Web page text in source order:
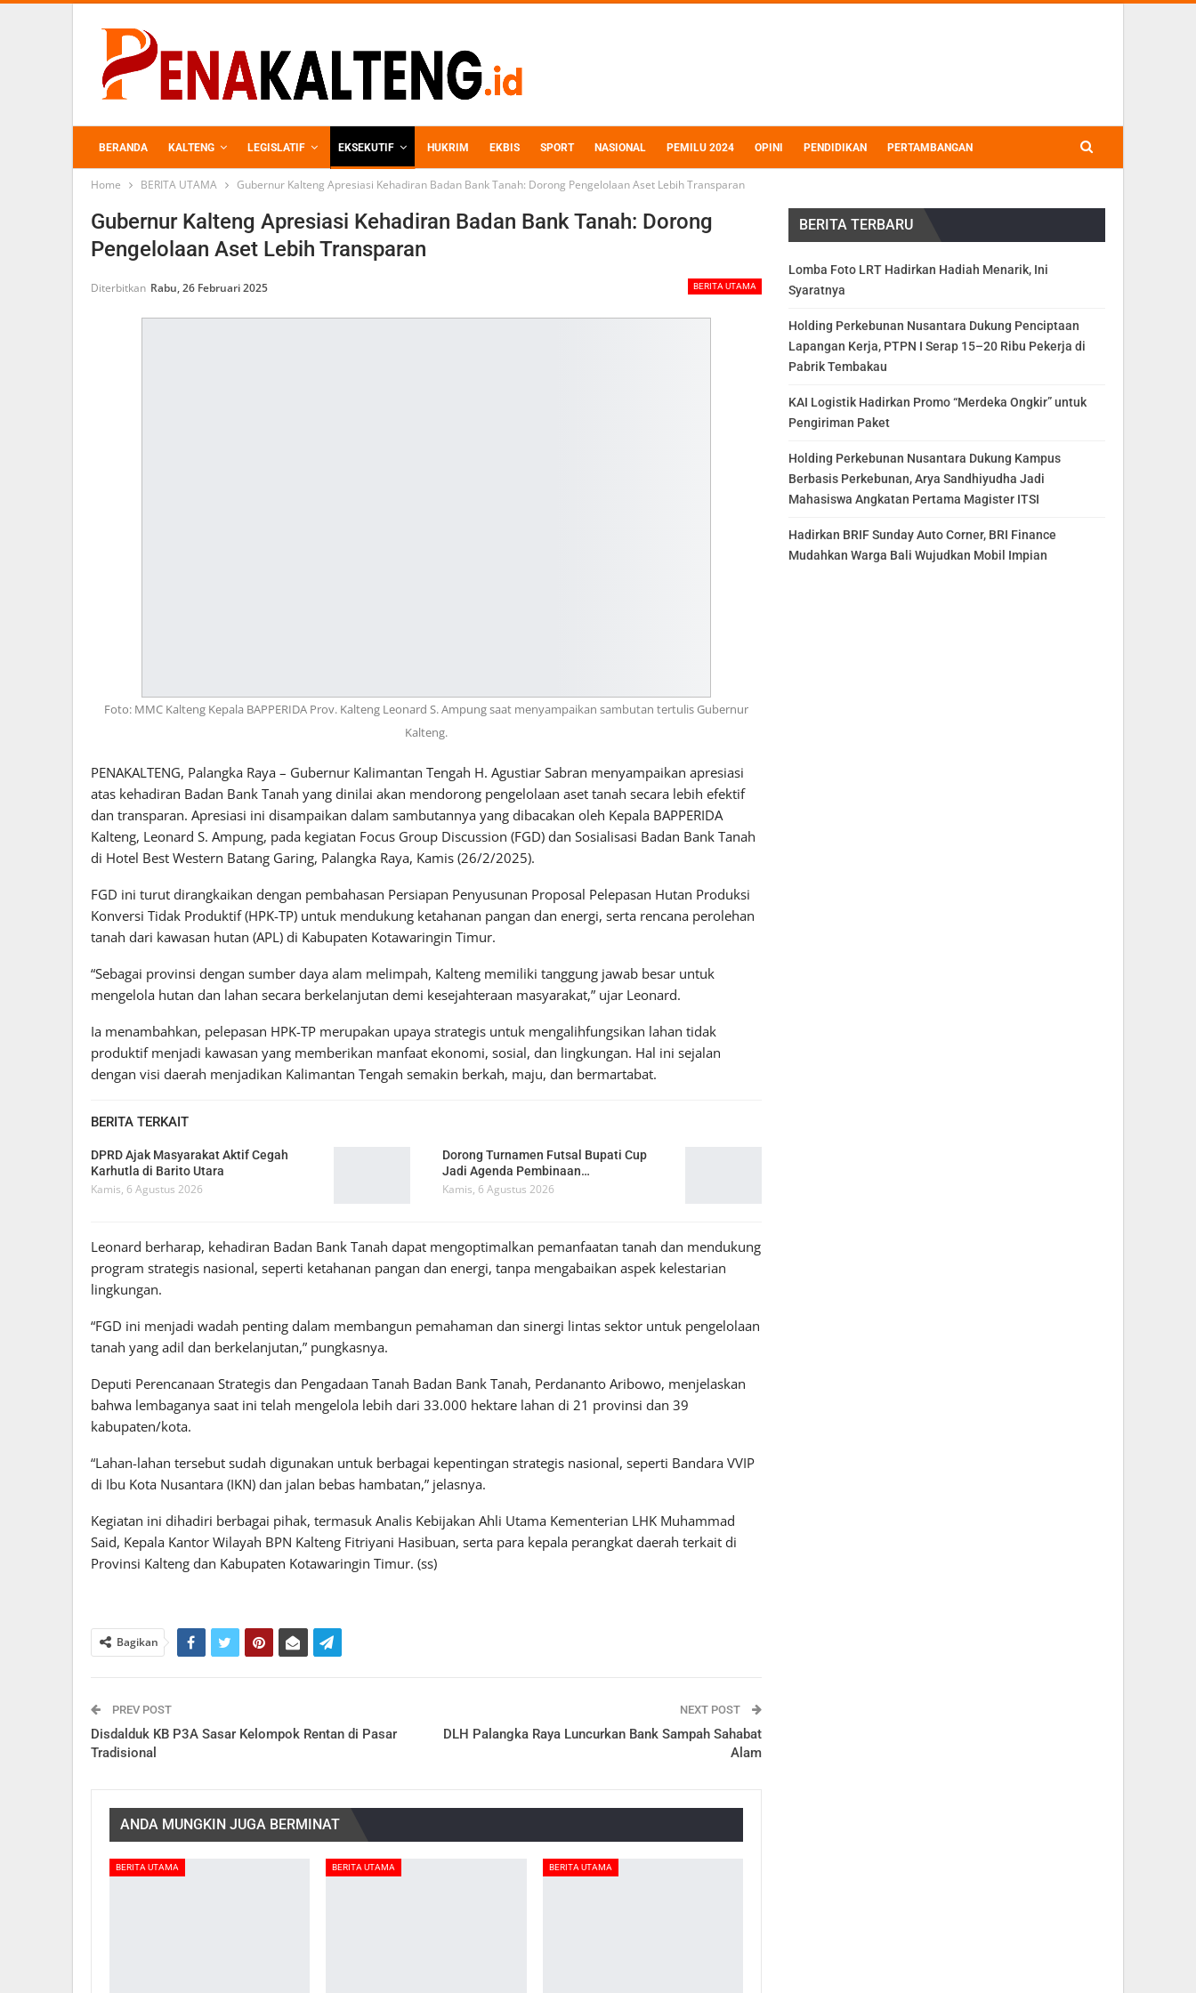
BERANDA KALTENG LEGISLATIF EKSEKUTIF HUKRIM EKBIS SPORT NASIONAL PEMILU 2024 OPINI PENDIDIKAN PERTAMBANGAN
PERKEBUNAN
Home BERITA UTAMA Gubernur Kalteng Apresiasi Kehadiran Badan Bank Tanah: Dorong Pengelolaan Aset Lebih Transparan
Gubernur Kalteng Apresiasi Kehadiran Badan Bank Tanah: Dorong
Pengelolaan Aset Lebih Transparan
BERITA UTAMA
Diterbitkan Rabu, 26 Februari 2025
Foto: MMC Kalteng Kepala BAPPERIDA Prov. Kalteng Leonard S. Ampung saat menyampaikan sambutan tertulis Gubernur
Kalteng.
PENAKALTENG, Palangka Raya – Gubernur Kalimantan Tengah H. Agustiar Sabran menyampaikan apresiasi
atas kehadiran Badan Bank Tanah yang dinilai akan mendorong pengelolaan aset tanah secara lebih efektif
dan transparan. Apresiasi ini disampaikan dalam sambutannya yang dibacakan oleh Kepala BAPPERIDA
Kalteng, Leonard S. Ampung, pada kegiatan Focus Group Discussion (FGD) dan Sosialisasi Badan Bank Tanah
di Hotel Best Western Batang Garing, Palangka Raya, Kamis (26/2/2025).
FGD ini turut dirangkaikan dengan pembahasan Persiapan Penyusunan Proposal Pelepasan Hutan Produksi
Konversi Tidak Produktif (HPK-TP) untuk mendukung ketahanan pangan dan energi, serta rencana perolehan
tanah dari kawasan hutan (APL) di Kabupaten Kotawaringin Timur.
“Sebagai provinsi dengan sumber daya alam melimpah, Kalteng memiliki tanggung jawab besar untuk
mengelola hutan dan lahan secara berkelanjutan demi kesejahteraan masyarakat,” ujar Leonard.
Ia menambahkan, pelepasan HPK-TP merupakan upaya strategis untuk mengalihfungsikan lahan tidak
produktif menjadi kawasan yang memberikan manfaat ekonomi, sosial, dan lingkungan. Hal ini sejalan
dengan visi daerah menjadikan Kalimantan Tengah semakin berkah, maju, dan bermartabat.
BERITA TERKAIT
DPRD Ajak Masyarakat Aktif Cegah
Karhutla di Barito Utara
Kamis, 6 Agustus 2026
Dorong Turnamen Futsal Bupati Cup
Jadi Agenda Pembinaan…
Kamis, 6 Agustus 2026
Leonard berharap, kehadiran Badan Bank Tanah dapat mengoptimalkan pemanfaatan tanah dan mendukung
program strategis nasional, seperti ketahanan pangan dan energi, tanpa mengabaikan aspek kelestarian
lingkungan.
“FGD ini menjadi wadah penting dalam membangun pemahaman dan sinergi lintas sektor untuk pengelolaan
tanah yang adil dan berkelanjutan,” pungkasnya.
Deputi Perencanaan Strategis dan Pengadaan Tanah Badan Bank Tanah, Perdananto Aribowo, menjelaskan
bahwa lembaganya saat ini telah mengelola lebih dari 33.000 hektare lahan di 21 provinsi dan 39
kabupaten/kota.
“Lahan-lahan tersebut sudah digunakan untuk berbagai kepentingan strategis nasional, seperti Bandara VVIP
di Ibu Kota Nusantara (IKN) dan jalan bebas hambatan,” jelasnya.
Kegiatan ini dihadiri berbagai pihak, termasuk Analis Kebijakan Ahli Utama Kementerian LHK Muhammad
Said, Kepala Kantor Wilayah BPN Kalteng Fitriyani Hasibuan, serta para kepala perangkat daerah terkait di
Provinsi Kalteng dan Kabupaten Kotawaringin Timur. (ss)
Bagikan
PREV POST
Disdalduk KB P3A Sasar Kelompok Rentan di Pasar
Tradisional
NEXT POST
DLH Palangka Raya Luncurkan Bank Sampah Sahabat
Alam
ANDA MUNGKIN JUGA BERMINAT
BERITA UTAMA BERITA UTAMA BERITA UTAMA
BERITA TERBARU
Lomba Foto LRT Hadirkan Hadiah Menarik, Ini
Syaratnya
Holding Perkebunan Nusantara Dukung Penciptaan
Lapangan Kerja, PTPN I Serap 15–20 Ribu Pekerja di
Pabrik Tembakau
KAI Logistik Hadirkan Promo “Merdeka Ongkir” untuk
Pengiriman Paket
Holding Perkebunan Nusantara Dukung Kampus
Berbasis Perkebunan, Arya Sandhiyudha Jadi
Mahasiswa Angkatan Pertama Magister ITSI
Hadirkan BRIF Sunday Auto Corner, BRI Finance
Mudahkan Warga Bali Wujudkan Mobil Impian